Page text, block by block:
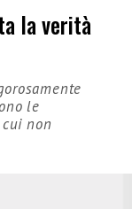
la verità
le
non